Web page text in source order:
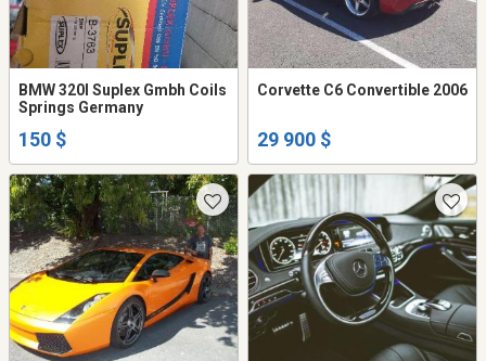
BMW 320I Suplex Gmbh Coils
Springs Germany
150 $
Corvette C6 Convertible 2006
29 900 $